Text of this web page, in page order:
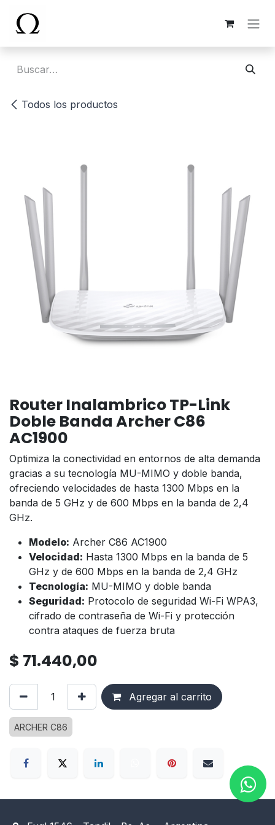
Todos los productos
Router Inalambrico TP-Link
Doble Banda Archer C86
AC1900
Optimiza la conectividad en entornos de alta demanda
gracias a su tecnología MU-MIMO y doble banda,
ofreciendo velocidades de hasta 1300 Mbps en la
banda de 5 GHz y de 600 Mbps en la banda de 2,4
GHz.
Modelo: Archer C86 AC1900
Velocidad: Hasta 1300 Mbps en la banda de 5
GHz y de 600 Mbps en la banda de 2,4 GHz
Tecnología: MU-MIMO y doble banda
Seguridad: Protocolo de seguridad Wi-Fi WPA3,
cifrado de contraseña de Wi-Fi y protección
contra ataques de fuerza bruta
$ 71.440,00
Agregar al carrito
ARCHER C86